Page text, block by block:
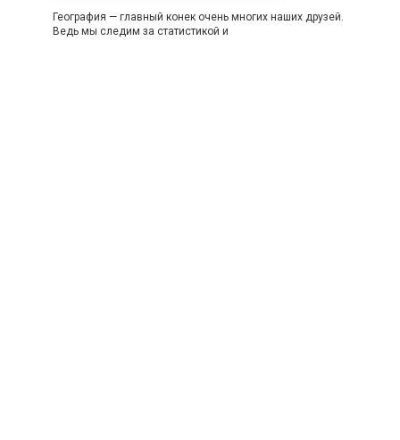
География — главный конек очень многих наших друзей.
Ведь мы следим за статистикой и